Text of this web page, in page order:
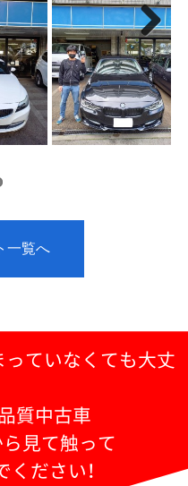
Next
一覧へ
ていなくても大丈
質中古車
見て触って
ださい！